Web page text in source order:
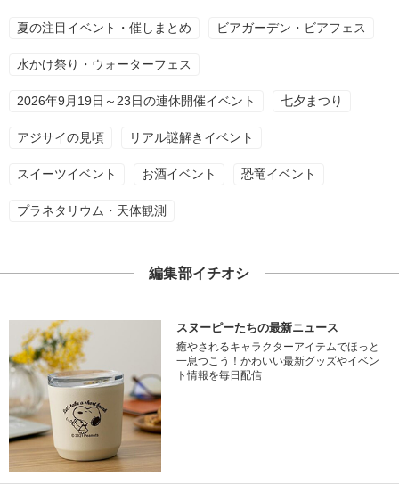
夏の注目イベント・催しまとめ ビアガーデン・ビアフェス
水かけ祭り・ウォーターフェス
2026年9月19日～23日の連休開催イベント 七夕まつり
アジサイの見頃 リアル謎解きイベント
スイーツイベント お酒イベント 恐竜イベント
プラネタリウム・天体観測
編集部イチオシ
スヌーピーたちの最新ニュース
癒やされるキャラクターアイテムでほっと
一息つこう！かわいい最新グッズやイベン
ト情報を毎日配信